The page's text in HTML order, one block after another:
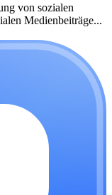
von sozialen
Medienbeiträge...